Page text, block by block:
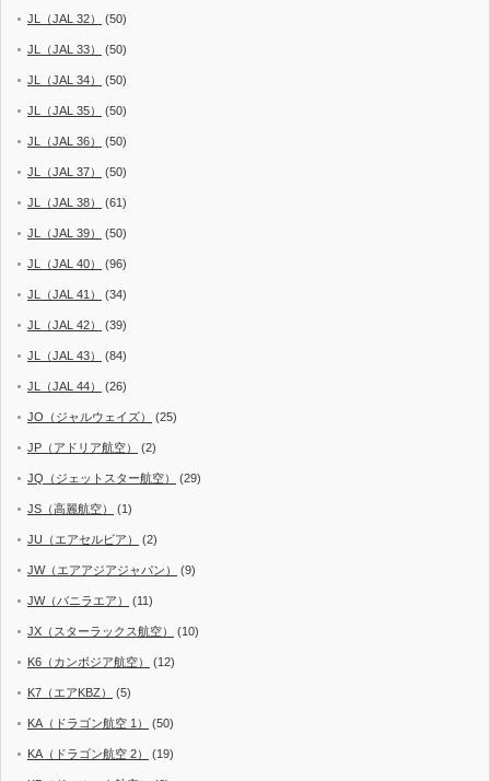
JL（JAL 32） (50)
JL（JAL 33） (50)
JL（JAL 34） (50)
JL（JAL 35） (50)
JL（JAL 36） (50)
JL（JAL 37） (50)
JL（JAL 38） (61)
JL（JAL 39） (50)
JL（JAL 40） (96)
JL（JAL 41） (34)
JL（JAL 42） (39)
JL（JAL 43） (84)
JL（JAL 44） (26)
JO（ジャルウェイズ） (25)
JP（アドリア航空） (2)
JQ（ジェットスター航空） (29)
JS（高麗航空） (1)
JU（エアセルビア） (2)
JW（エアアジアジャパン） (9)
JW（バニラエア） (11)
JX（スターラックス航空） (10)
K6（カンボジア航空） (12)
K7（エアKBZ） (5)
KA（ドラゴン航空 1） (50)
KA（ドラゴン航空 2） (19)